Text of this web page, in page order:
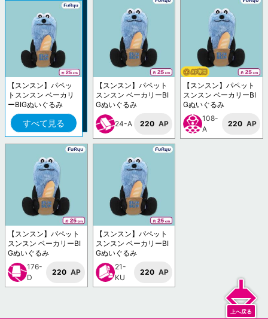
【スンスン】パペッ
トスンスン ベーカリ
ーBIGぬいぐるみ
すべて見る
【スンスン】パペット
スンスン ベーカリーBI
Gぬいぐるみ
24-A 220 AP
【スンスン】パペット
スンスン ベーカリーBI
Gぬいぐるみ
108-
A
220 AP
【スンスン】パペット
スンスン ベーカリーBI
Gぬいぐるみ
176-
D
220 AP
【スンスン】パペット
スンスン ベーカリーBI
Gぬいぐるみ
21-
KU
220 AP